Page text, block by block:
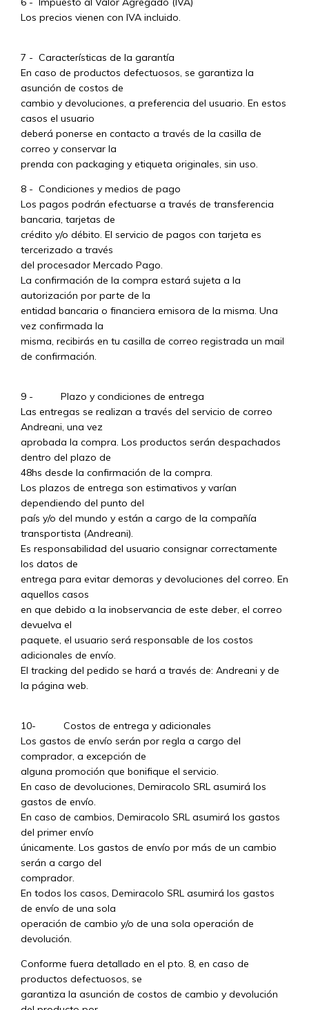
Los precios vienen con IVA incluido.
7 - Características de la garantía
En caso de productos defectuosos, se garantiza la
asunción de costos de
cambio y devoluciones, a preferencia del usuario. En estos
casos el usuario
deberá ponerse en contacto a través de la casilla de
correo y conservar la
prenda con packaging y etiqueta originales, sin uso.
8 - Condiciones y medios de pago
Los pagos podrán efectuarse a través de transferencia
bancaria, tarjetas de
crédito y/o débito. El servicio de pagos con tarjeta es
tercerizado a través
del procesador Mercado Pago.
La confirmación de la compra estará sujeta a la
autorización por parte de la
entidad bancaria o financiera emisora de la misma. Una
vez confirmada la
misma, recibirás en tu casilla de correo registrada un mail
de confirmación.
9 - Plazo y condiciones de entrega
Las entregas se realizan a través del servicio de correo
Andreani, una vez
aprobada la compra. Los productos serán despachados
dentro del plazo de
48hs desde la confirmación de la compra.
Los plazos de entrega son estimativos y varían
dependiendo del punto del
país y/o del mundo y están a cargo de la compañía
transportista (Andreani).
Es responsabilidad del usuario consignar correctamente
los datos de
entrega para evitar demoras y devoluciones del correo. En
aquellos casos
en que debido a la inobservancia de este deber, el correo
devuelva el
paquete, el usuario será responsable de los costos
adicionales de envío.
El tracking del pedido se hará a través de: Andreani y de
la página web.
10- Costos de entrega y adicionales
Los gastos de envío serán por regla a cargo del
comprador, a excepción de
alguna promoción que bonifique el servicio.
En caso de devoluciones, Demiracolo SRL asumirá los
gastos de envío.
En caso de cambios, Demiracolo SRL asumirá los gastos
del primer envío
únicamente. Los gastos de envío por más de un cambio
serán a cargo del
comprador.
En todos los casos, Demiracolo SRL asumirá los gastos
de envío de una sola
operación de cambio y/o de una sola operación de
devolución.
Conforme fuera detallado en el pto. 8, en caso de
productos defectuosos, se
garantiza la asunción de costos de cambio y devolución